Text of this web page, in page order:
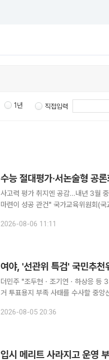
1년 직접입력
수능 절대평가·서논술형 공
사고력 평가 취지엔 공감…내년 3월
마련이 성공 관건" 국가교육위원회(국교위)가 대학수학능력시험(수능) 절대평가 전환과 서·논술형
확대라는 방향에는 공감하면서도 변
2026-08-06 11:11
여야, '선관위 특검' 국민추
더민주 "조두현ㆍ조기연ㆍ하상응 등 3명"
거 투표용지 부족 사태를 수사할 중
분위원인 조기연 변호사, 경제정의실
2026-08-05 20:36